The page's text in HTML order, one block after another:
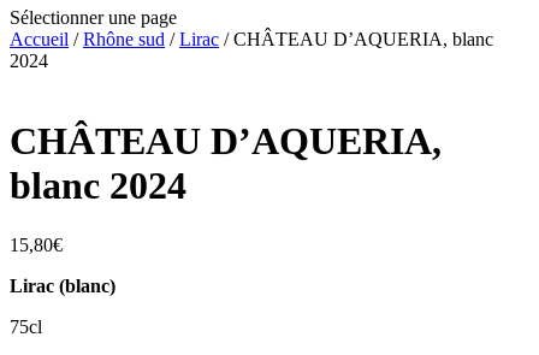
Sélectionner une page
Accueil /Rhône sud /Lirac / CHÂTEAU D’AQUERIA, blanc
2024
CHÂTEAU D’AQUERIA,
blanc 2024
15,80€
Lirac (blanc)
75cl